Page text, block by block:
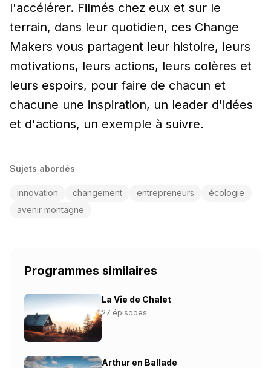
l'accélérer. Filmés chez eux et sur le
terrain, dans leur quotidien, ces Change
Makers vous partagent leur histoire, leurs
motivations, leurs actions, leurs colères et
leurs espoirs, pour faire de chacun et
chacune une inspiration, un leader d'idées
et d'actions, un exemple à suivre.
Sujets abordés
innovation changement entrepreneurs
écologie
avenir montagne
Programmes similaires
La Vie de Chalet
27 épisodes
Arthur en Ballade